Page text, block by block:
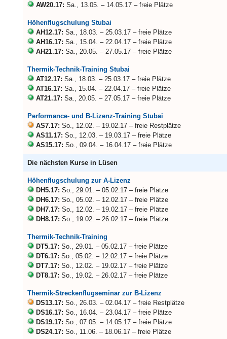
AW20.17: Sa., 13.05. – 14.05.17 – freie Plätze
Höhenflugschulung Stubai
AH12.17: Sa., 18.03. – 25.03.17 – freie Plätze
AH16.17: Sa., 15.04. – 22.04.17 – freie Plätze
AH21.17: Sa., 20.05. – 27.05.17 – freie Plätze
Thermik-Technik-Training Stubai
AT12.17: Sa., 18.03. – 25.03.17 – freie Plätze
AT16.17: Sa., 15.04. – 22.04.17 – freie Plätze
AT21.17: Sa., 20.05. – 27.05.17 – freie Plätze
Performance- und B-Lizenz-Training Stubai
AS7.17: So., 12.02. – 19.02.17 – freie Restplätze
AS11.17: So., 12.03. – 19.03.17 – freie Plätze
AS15.17: So., 09.04. – 16.04.17 – freie Plätze
Die nächsten Kurse in Lüsen
Höhenflugschulung zur A-Lizenz
DH5.17: So., 29.01. – 05.02.17 – freie Plätze
DH6.17: So., 05.02. – 12.02.17 – freie Plätze
DH7.17: So., 12.02. – 19.02.17 – freie Plätze
DH8.17: So., 19.02. – 26.02.17 – freie Plätze
Thermik-Technik-Training
DT5.17: So., 29.01. – 05.02.17 – freie Plätze
DT6.17: So., 05.02. – 12.02.17 – freie Plätze
DT7.17: So., 12.02. – 19.02.17 – freie Plätze
DT8.17: So., 19.02. – 26.02.17 – freie Plätze
Thermik-Streckenflugseminar zur B-Lizenz
DS13.17: So., 26.03. – 02.04.17 – freie Restplätze
DS16.17: So., 16.04. – 23.04.17 – freie Plätze
DS19.17: So., 07.05. – 14.05.17 – freie Plätze
DS24.17: So., 11.06. – 18.06.17 – freie Plätze